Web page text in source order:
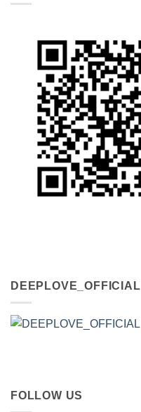
DEEPLOVE_OFFICIAL
FOLLOW US